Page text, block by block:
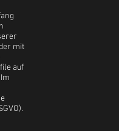
mit
auf